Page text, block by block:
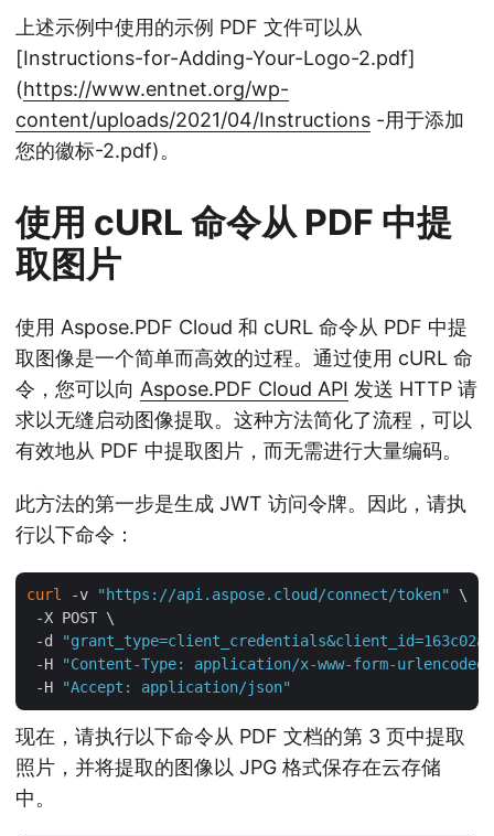
上述示例中使用的示例 PDF 文件可以从
[Instructions-for-Adding-Your-Logo-2.pdf]
(https://www.entnet.org/wp-
content/uploads/2021/04/Instructions -用于添加
您的徽标-2.pdf)。
使用 cURL 命令从 PDF 中提
取图片
使用 Aspose.PDF Cloud 和 cURL 命令从 PDF 中提
取图像是一个简单而高效的过程。通过使用 cURL 命
令，您可以向 Aspose.PDF Cloud API 发送 HTTP 请
求以无缝启动图像提取。这种方法简化了流程，可以
有效地从 PDF 中提取图片，而无需进行大量编码。
此方法的第一步是生成 JWT 访问令牌。因此，请执
行以下命令：
curl -v "https://api.aspose.cloud/connect/token"
\
-X POST \
-d
-H
"Content-Type: application/x-www-form-urlencoded"
-H
"Accept: application/json"
现在，请执行以下命令从 PDF 文档的第 3 页中提取
照片，并将提取的图像以 JPG 格式保存在云存储
中。